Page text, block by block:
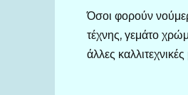
Όσοι φορούν
τέχνης, γεμάτο
άλλες